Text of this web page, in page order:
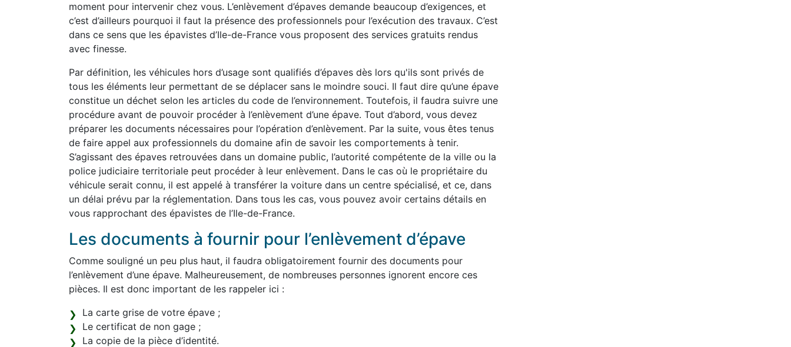
moment pour intervenir chez vous. L’enlèvement d’épaves demande beaucoup d’exigences, et
c’est d’ailleurs pourquoi il faut la présence des professionnels pour l’exécution des travaux. C’est
dans ce sens que les épavistes d’Ile-de-France vous proposent des services gratuits rendus
avec finesse.
Par définition, les véhicules hors d’usage sont qualifiés d’épaves dès lors qu'ils sont privés de
tous les éléments leur permettant de se déplacer sans le moindre souci. Il faut dire qu’une épave
constitue un déchet selon les articles du code de l’environnement. Toutefois, il faudra suivre une
procédure avant de pouvoir procéder à l’enlèvement d’une épave. Tout d’abord, vous devez
préparer les documents nécessaires pour l’opération d’enlèvement. Par la suite, vous êtes tenus
de faire appel aux professionnels du domaine afin de savoir les comportements à tenir.
S’agissant des épaves retrouvées dans un domaine public, l’autorité compétente de la ville ou la
police judiciaire territoriale peut procéder à leur enlèvement. Dans le cas où le propriétaire du
véhicule serait connu, il est appelé à transférer la voiture dans un centre spécialisé, et ce, dans
un délai prévu par la réglementation. Dans tous les cas, vous pouvez avoir certains détails en
vous rapprochant des épavistes de l’Ile-de-France.
Les documents à fournir pour l’enlèvement d’épave
Comme souligné un peu plus haut, il faudra obligatoirement fournir des documents pour
l’enlèvement d’une épave. Malheureusement, de nombreuses personnes ignorent encore ces
pièces. Il est donc important de les rappeler ici :
La carte grise de votre épave ;
Le certificat de non gage ;
La copie de la pièce d’identité.